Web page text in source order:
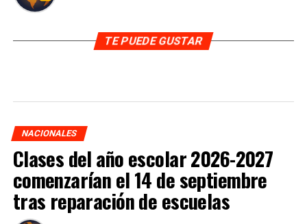
TE PUEDE GUSTAR
NACIONALES
Clases del año escolar 2026-2027
comenzarían el 14 de septiembre
tras reparación de escuelas